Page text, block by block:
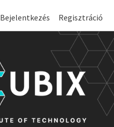
Bejelentkezés Regisztráció